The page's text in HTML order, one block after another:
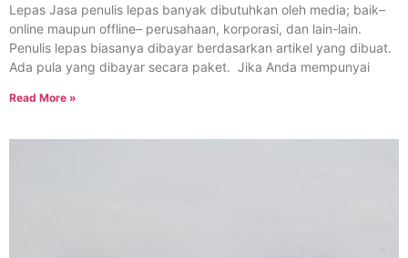
Lepas Jasa penulis lepas banyak dibutuhkan oleh media; baik–
online maupun offline– perusahaan, korporasi, dan lain-lain.
Penulis lepas biasanya dibayar berdasarkan artikel yang dibuat.
Ada pula yang dibayar secara paket. Jika Anda mempunyai
Read More »